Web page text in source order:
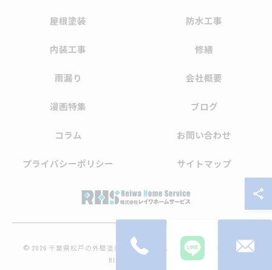
屋根塗装 防水工事
内装工事 修繕
雨漏り 会社概要
漫画特集 ブログ
コラム お問い合わせ
プライバシーポリシー サイトマップ
© 2026 千葉県松戸の外壁塗装なら株式会社レイワホームサービス ALL
RIGHTS RESERVED.